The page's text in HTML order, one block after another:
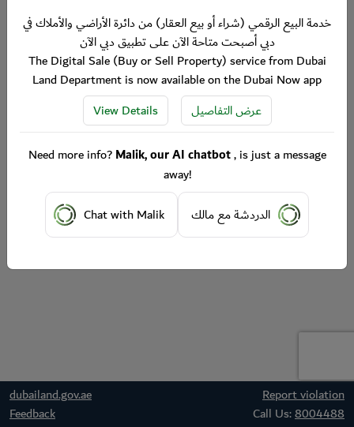
dubailand.gov.ae
Report violation
Feedback
Call Us:8004488
خدمة البيع الرقمي (شراء أو بيع العقار) من دائرة الأراضي والأملاك في
دبي أصبحت متاحة الآن على تطبيق دبي الآن
The Digital Sale (Buy or Sell Property) service from Dubai
Land Department is now available on the Dubai Now app
View Details
عرض التفاصيل
Need more info?Malik, our AI chatbot, is just a message
away!
Chat with Malik
الدردشة مع مالك